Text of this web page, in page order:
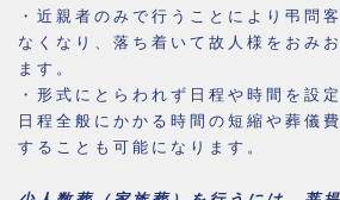
・近親者のみで行うことにより弔問
なくなり、落ち着いて故人様をおみ
ます。
・形式にとらわれず日程や時間を設
日程全般にかかる時間の短縮や葬儀
することも可能になります。